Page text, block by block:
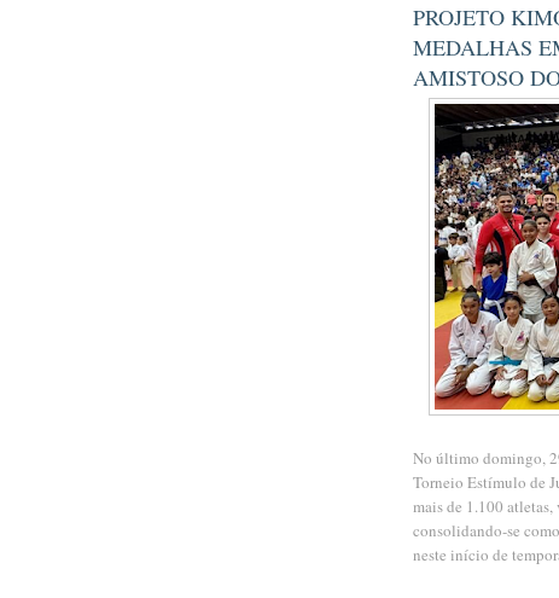
PROJETO
MEDALHAS
AMISTOSO
No último domingo,
Torneio Estímulo de
mais de 1.100
consolidando-se
neste início de